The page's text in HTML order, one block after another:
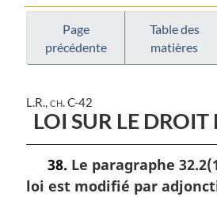
Loi
sur
la
d’auteur
:
Loi
sur
la
droit
d’auteur
Page
précédente
Table des
matières
L.R., ch. C-42
LOI SUR LE DROIT
38. Le paragraphe
loi est modifié par